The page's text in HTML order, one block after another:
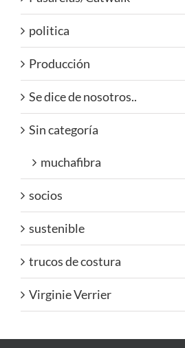
politica
Producción
Se dice de nosotros..
Sin categoría
muchafibra
socios
sustenible
trucos de costura
Virginie Verrier